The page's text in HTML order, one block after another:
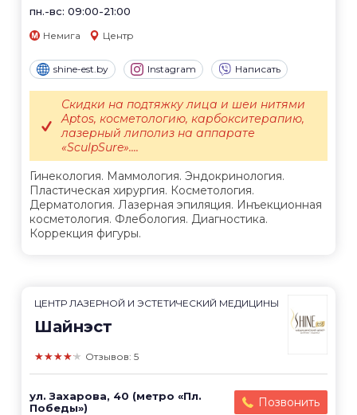
пн.-вс: 09:00-21:00
Немига Центр
shine-est.by Instagram Написать
Гинекология. Маммология. Эндокринология.
Пластическая хирургия. Косметология.
Дерматология. Лазерная эпиляция. Инъекционная
косметология. Флебология. Диагностика.
Коррекция фигуры.
Скидки на подтяжку лица и шеи нитями
Aptos, косметологию, карбокситерапию,
лазерный липолиз на аппарате
«SculpSure»....
ЦЕНТР ЛАЗЕРНОЙ И ЭСТЕТИЧЕСКИЙ МЕДИЦИНЫ
Шайнэст
★★★★★ Отзывов: 5
ул. Захарова, 40 (метро «Пл.
Победы»)
Позвонить